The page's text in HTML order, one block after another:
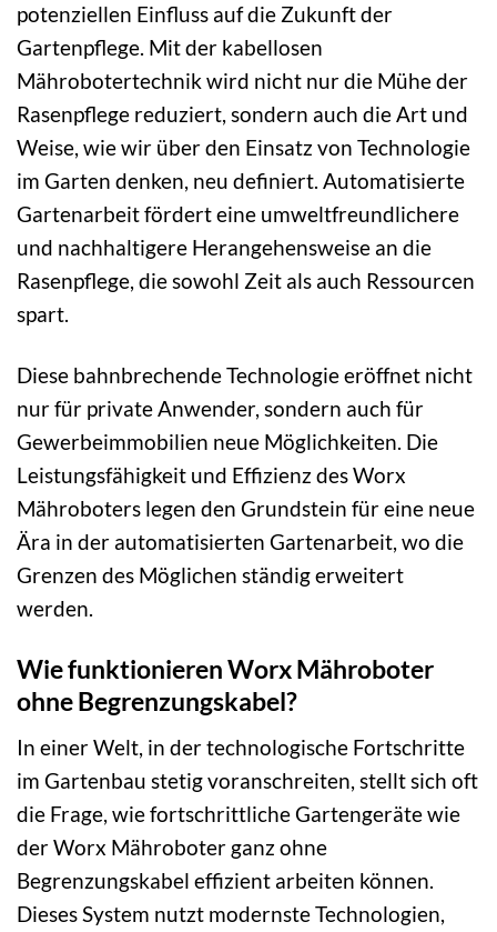
potenziellen Einfluss auf die Zukunft der
Gartenpflege. Mit der kabellosen
Mährobotertechnik wird nicht nur die Mühe der
Rasenpflege reduziert, sondern auch die Art und
Weise, wie wir über den Einsatz von Technologie
im Garten denken, neu definiert. Automatisierte
Gartenarbeit fördert eine umweltfreundlichere
und nachhaltigere Herangehensweise an die
Rasenpflege, die sowohl Zeit als auch Ressourcen
spart.
Diese bahnbrechende Technologie eröffnet nicht
nur für private Anwender, sondern auch für
Gewerbeimmobilien neue Möglichkeiten. Die
Leistungsfähigkeit und Effizienz des Worx
Mähroboters legen den Grundstein für eine neue
Ära in der automatisierten Gartenarbeit, wo die
Grenzen des Möglichen ständig erweitert
werden.
Wie funktionieren Worx Mähroboter
ohne Begrenzungskabel?
In einer Welt, in der technologische Fortschritte
im Gartenbau stetig voranschreiten, stellt sich oft
die Frage, wie fortschrittliche Gartengeräte wie
der Worx Mähroboter ganz ohne
Begrenzungskabel effizient arbeiten können.
Dieses System nutzt modernste Technologien,